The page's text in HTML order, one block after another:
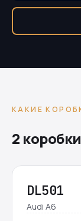
КАКИЕ
2
DL501
Audi A6